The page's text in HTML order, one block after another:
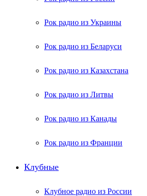
Рок радио из Украины
Рок радио из Беларуси
Рок радио из Казахстана
Рок радио из Литвы
Рок радио из Канады
Рок радио из Франции
Клубные
Клубное радио из России